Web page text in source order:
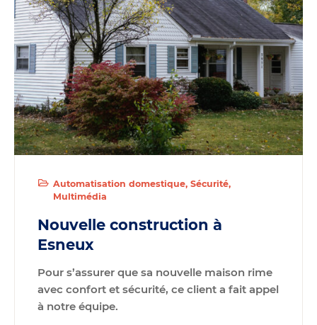
Automatisation domestique Sécurité
Multimédia
Nouvelle construction à
Esneux
Pour s’assurer que sa nouvelle maison rime
avec confort et sécurité, ce client a fait appel
à notre équipe.